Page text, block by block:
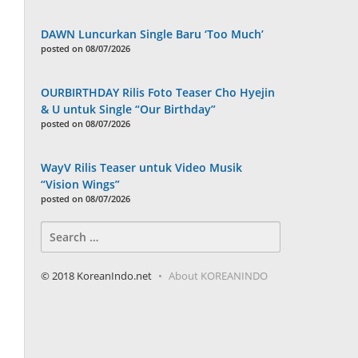
DAWN Luncurkan Single Baru ‘Too Much’
posted on 08/07/2026
OURBIRTHDAY Rilis Foto Teaser Cho Hyejin
& U untuk Single “Our Birthday”
posted on 08/07/2026
WayV Rilis Teaser untuk Video Musik
“Vision Wings”
posted on 08/07/2026
for:
© 2018 KoreanIndo.net About KOREANINDO